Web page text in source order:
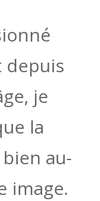
depuis
je
la
au-
image.